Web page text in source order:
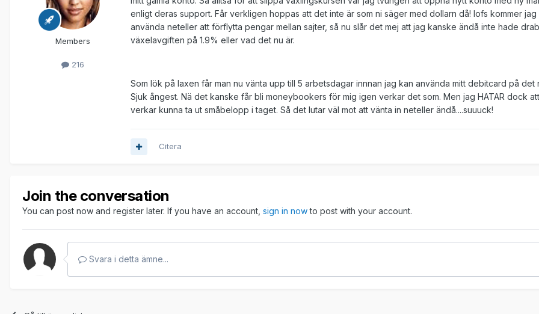
Members
216
enligt deras support. Får verkligen hoppas att det inte är som ni säger med dollarn då! Iofs kommer jag
använda neteller att förflytta pengar mellan sajter, så nu slår det mej att jag kanske ändå inte hade
växelavgiften på 1.9% eller vad det nu är.
Som lök på laxen får man nu vänta upp till 5 arbetsdagar innnan jag kan använda mitt debitcard på det
Sjuk ångest. Nä det kanske får bli moneybookers för mig igen verkar det som. Men jag HATAR dock
verkar kunna ta ut småbelopp i taget. Så det lutar väl mot att vänta in neteller ändå....suuuck!
Citera
Join the conversation
You can post now and register later. If you have an account, sign in nowto post with your account.
Svara i detta ämne...